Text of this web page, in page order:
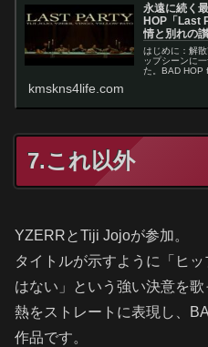
永遠に続く
HOP「Last
情と別れの
はじめに：解
ップシーンに
た。BAD HOP
kmskns4life.com
7.これ以外
YZERRとTiji Jojoが参加。
タイトルが示すように「ヒ
はない」という強い決意を
熱をストレートに表現し、
作品です。